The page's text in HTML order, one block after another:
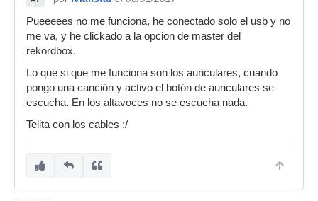
Pueeeees no me funciona, he conectado solo el usb y no
me va, y he clickado a la opcion de master del
rekordbox.
Lo que si que me funciona son los auriculares, cuando
pongo una canción y activo el botón de auriculares se
escucha. En los altavoces no se escucha nada.
Telita con los cables :/